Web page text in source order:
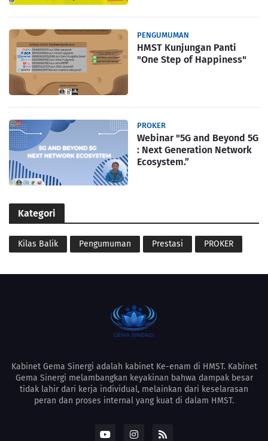
PENGUMUMAN
HMST Kunjungan Panti
"One Step of Happiness"
PROKER
Webinar "5G and Beyond 5G
: Next Generation Network
Ecosystem.”
Kategori
Kilas Balik Pengumuman Prestasi PROKER
Kabinet Gema Sinergi adalah kabinet Ke-enam di HMST. Kabinet
Gema Sinergi melambangkan keyakinan bahwa dampak besar
tidak lahir dari kerja individual, melainkan dari keselarasan
peran dan proses internal yang kuat di dalam HMST.